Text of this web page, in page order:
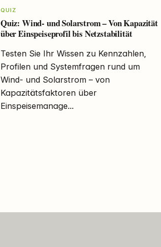
QUIZ
Quiz: Wind- und Solarstrom – Von Kapazität
über Einspeiseprofil bis Netzstabilität
Testen Sie Ihr Wissen zu Kennzahlen,
Profilen und Systemfragen rund um
Wind- und Solarstrom – von
Kapazitätsfaktoren über
Einspeisemanage...